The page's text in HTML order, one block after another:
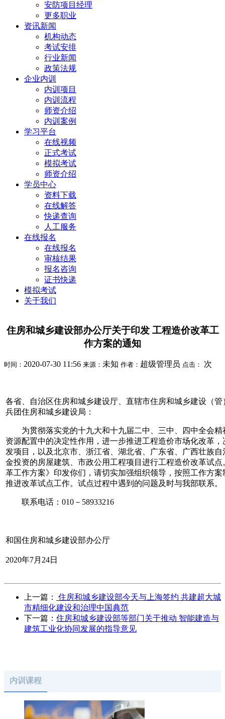
安防项目经理
更多职业
资讯新闻
机构动态
考试安排
行业新闻
政策法规
企业内训
内训项目
内训流程
师资介绍
内训案例
学习平台
在线视频
正式考试
模拟考试
师资介绍
学员中心
资料下载
在线解答
快递查询
人工服务
在线报名
在线报名
审核结果
报名咨询
证书快递
模拟考试
关于我们
住房和城乡建设部办公厅关于印发 工程造价改革工
作方案的通知
时间： 2020-07-30 11:56 来源： 未知 作者： 超级管理员 点击： 次
各省、自治区住房和城乡建设厅、直辖市住房和城乡建设（
兵团住房和城乡建设局：
为贯彻落实党的十九大和十九届二中、三中、四中全会精
资源配置中的决定性作用，进一步推进工程造价市场化改革
发项目，以及北京市、浙江省、湖北省、广东省、广西壮族
金投资的房屋建筑、市政公用工程项目进行工程造价改革试
革工作方案》印发你们，请切实加强组织领导，按照工作方
推进改革试点工作。试点过程中遇到的问题及时与我部联系。
联系电话：010－58933216
和国住房和城乡建设部办公厅
2020年7月24日
上一篇：
住房和城乡建设部今天与上海签约 共建超大城
市精细化建设和治理中国典范
下一篇： 住房和城乡建设部等部门关于推动 智能建造与
建筑工业化协同发展的指导意见
内训课程